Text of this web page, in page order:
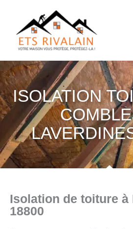
contenu
ISOLATION
Isolation de toiture à
18800